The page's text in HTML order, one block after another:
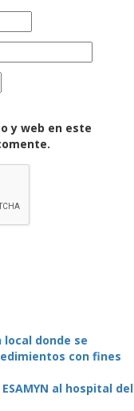
y web en este
local donde se
con fines
al hospital del